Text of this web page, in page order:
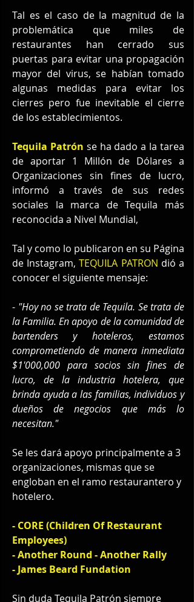
Tal es el caso de la magnitud de la
problemática que miles de
restaurantes han cerrado sus
puertas para evitar una propagación
mayor del virus, se habían tomado
algunas medidas para evitar los
cierres pero fue inevitable el cierre
de los establecimientos.
Tequila Patrón se ha dado a la tarea
de aportar 1 Millón de Dólares a
Organizaciones sin fines de lucro,
informó a través de sus redes
sociales la marca de Tequila más
reconocida a Nivel Mundial,
Tal y como lo publicaron en su Página
de Instagram, TEQUILA PATRON dió a
conocer el siguiente mensaje:
- "Hoy no se trata de Tequila. Se trata de
la Familia. En apoyo de la comunidad de
bartenders y hoteleros, estamos
comprometiendo de manera inmediata
$1'000,000 para socios sin fines de
lucro, de la industria hotelera, que
brinda ayuda a las familias, individuos y
dueños de negocios que más lo
necesitan."
Se les dará apoyo principalmente a 3
organizaciones, mismas que se
engloban en el ramo restaurantero y
hotelero.
- CORE (Children Of Restaurant
Employees)
- Another Round - Another Rally
- James Beard Fundation
Sin duda Tequila Patrón siempre